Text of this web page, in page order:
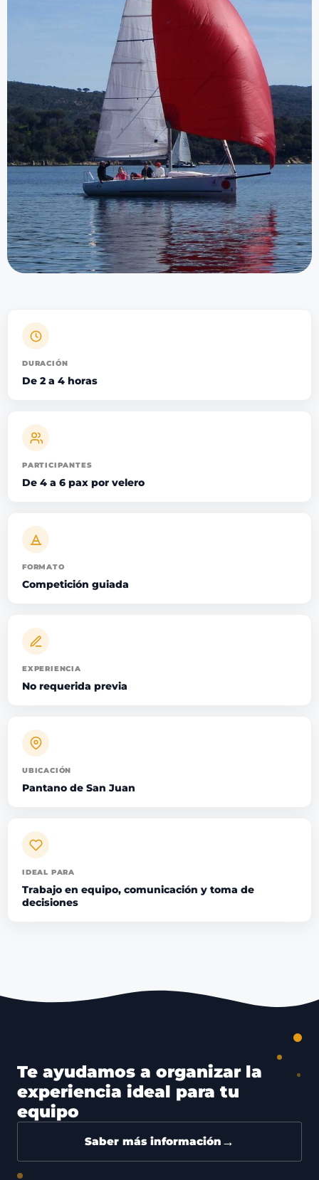
DURACIÓN
De 2 a 4 horas
PARTICIPANTES
De 4 a 6 pax por velero
FORMATO
Competición guiada
EXPERIENCIA
No requerida previa
UBICACIÓN
Pantano de San Juan
IDEAL PARA
Trabajo en equipo, comunicación y toma de
decisiones
Te ayudamos a organizar la
experiencia ideal para tu
equipo
Saber más información →